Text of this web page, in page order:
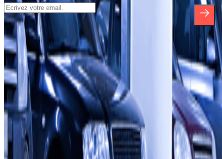
*En vous inscrivant, vous acceptez notre politique de confidentialité
pour recevoir des communications commerciales de Parclick. Sans
aucune obligation, vous pouvez vous désinscrire quand vous le
souhaitez dans la même newsletter.
À propos de Parclick
Qui sommes-nous ?
Comment ça marche?
Nos parkings
Travaillons ensemble?